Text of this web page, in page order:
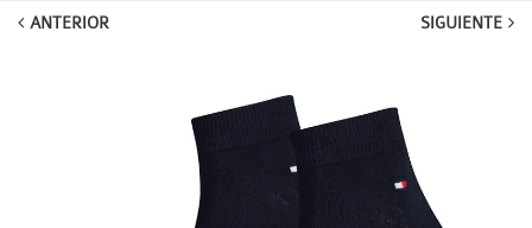
ANTERIOR SIGUIENTE